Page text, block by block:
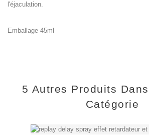
l'éjaculation.
Emballage 45ml
5 Autres Produits
Catégorie